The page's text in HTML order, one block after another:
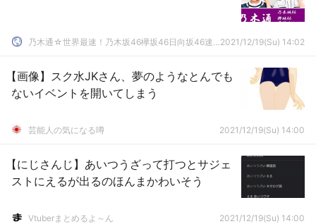
乃木通☆世界最速！乃木坂46欅坂46日向坂46速報まとめ2021/12/19(Su) 14:02
【画像】スク水JKさん、夢のようなとんでも
ないイベントを開いてしまう
芸能人の気になる噂 2021/12/19(Su) 14:00
【にじさんじ】あいつうざって打つとサジェ
ストにえるが出るのほんまかわいそう
Vtuberまとめるよ～ん 2021/12/19(Su) 14:00